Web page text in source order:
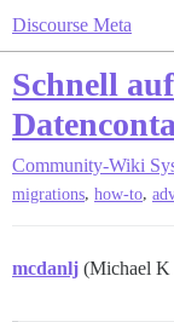
Discourse Meta
Schnell
Community-Wiki
migrations, how-to,
mcdanlj (Michael K